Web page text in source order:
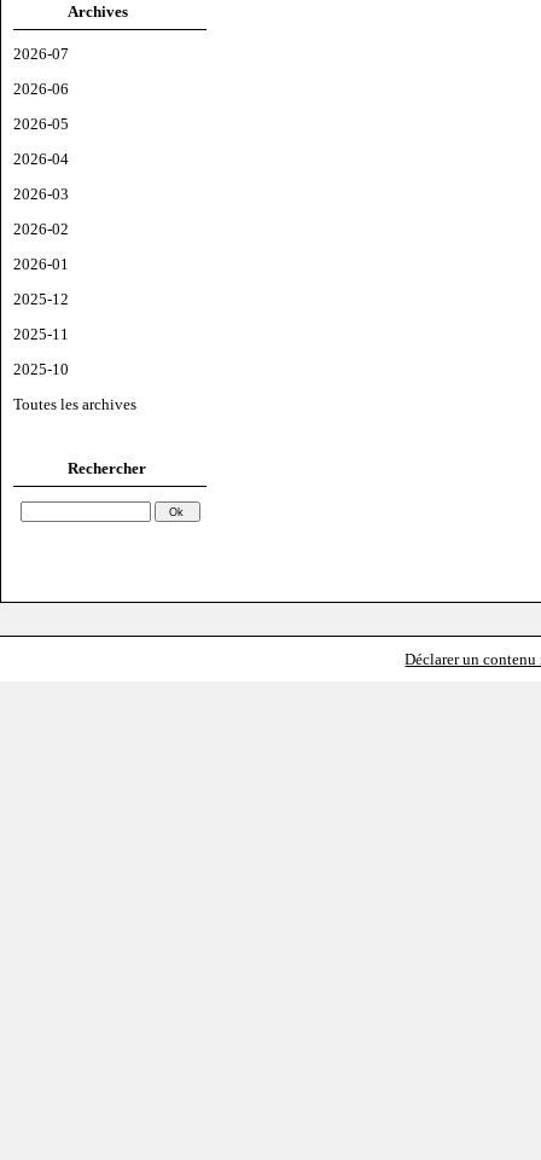
Archives
2026-07
2026-06
2026-05
2026-04
2026-03
2026-02
2026-01
2025-12
2025-11
2025-10
Toutes les archives
Rechercher
Déclarer un